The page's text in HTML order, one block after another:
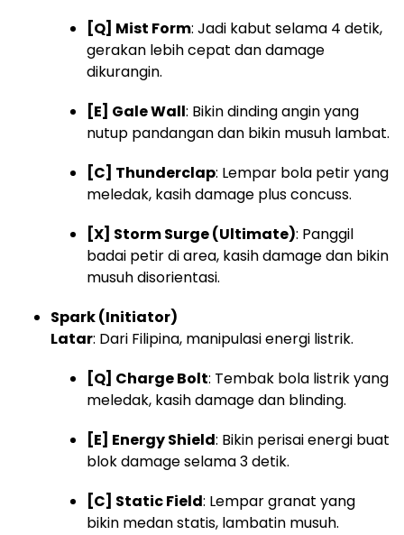
[Q] Mist Form: Jadi kabut selama 4 detik,
gerakan lebih cepat dan damage
dikurangin.
[E] Gale Wall: Bikin dinding angin yang
nutup pandangan dan bikin musuh lambat.
[C] Thunderclap: Lempar bola petir yang
meledak, kasih damage plus concuss.
[X] Storm Surge (Ultimate): Panggil
badai petir di area, kasih damage dan bikin
musuh disorientasi.
Spark (Initiator)
Latar: Dari Filipina, manipulasi energi listrik.
[Q] Charge Bolt: Tembak bola listrik yang
meledak, kasih damage dan blinding.
[E] Energy Shield: Bikin perisai energi buat
blok damage selama 3 detik.
[C] Static Field: Lempar granat yang
bikin medan statis, lambatin musuh.